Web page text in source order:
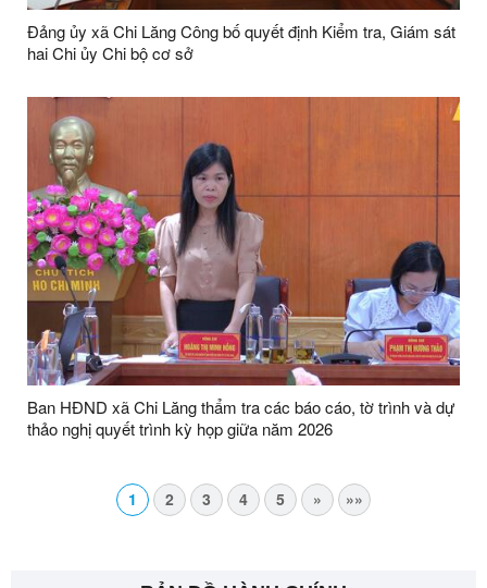
Đảng ủy xã Chi Lăng Công bố quyết định Kiểm tra, Giám sát
hai Chi ủy Chi bộ cơ sở
Ban HĐND xã Chi Lăng thẩm tra các báo cáo, tờ trình và dự
thảo nghị quyết trình kỳ họp giữa năm 2026
1 2 3 4 5 » »»